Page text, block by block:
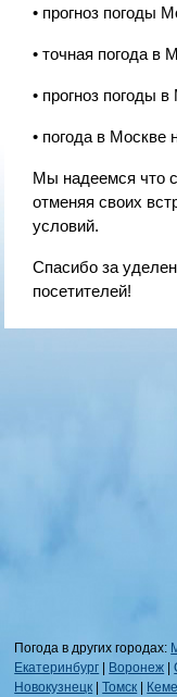
• прогноз погоды
• точная погода в
• прогноз погоды
• погода в Москве
Мы надеемся что
отменяя своих
условий.
Спасибо за
посетителей!
Погода в других городах:
Екатеринбург | Воронеж |
Новокузнецк |Томск |